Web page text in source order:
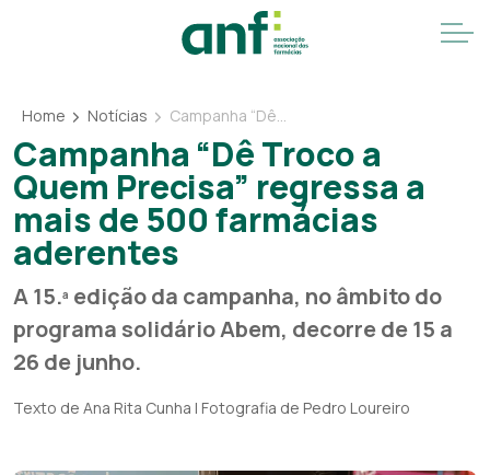
Home Notícias Campanha “Dê Troco a Quem Precisa” regressa a mais de 500 farmácias aderentes
Campanha “Dê Troco a
Quem Precisa” regressa a
mais de 500 farmácias
aderentes
A 15.ª edição da campanha, no âmbito do
programa solidário Abem, decorre de 15 a
26 de junho.
Texto de Ana Rita Cunha | Fotografia de Pedro Loureiro